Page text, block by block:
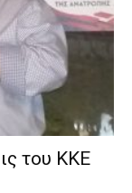
του ΚΚΕ